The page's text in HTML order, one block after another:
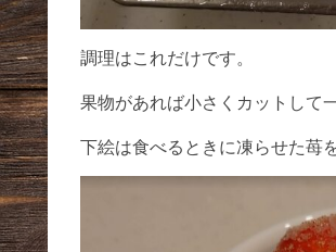
調理はこれだけです。
果物があれば小さくカットして
下絵は食べるときに凍らせた苺